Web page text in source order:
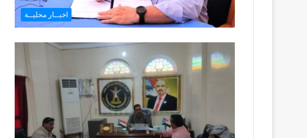
اخبــار محليــة